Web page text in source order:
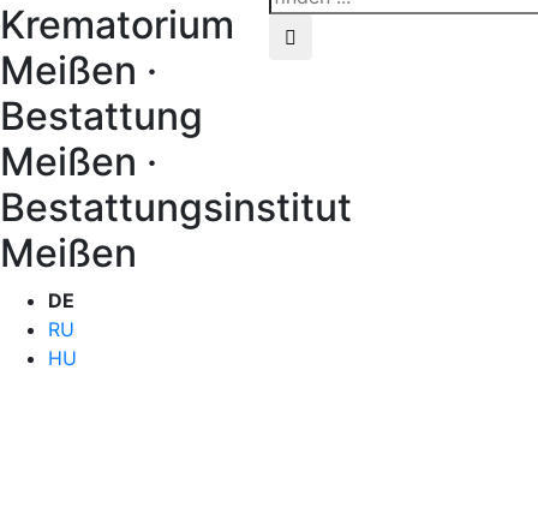
Krematorium
Meißen ·
Bestattung
Meißen ·
Bestattungsinstitut
Meißen
DE
RU
HU